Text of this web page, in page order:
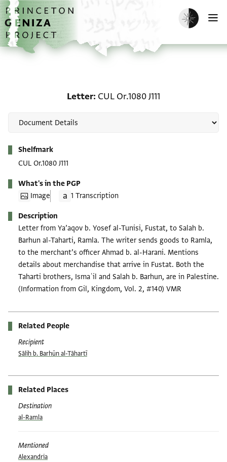
Skip to main content
home
Enable dark
Letter CUL Or.1080 J111
Shelfmark
CUL Or.1080 J111
What's in the PGP
Image
1 Transcription
Description
Letter from Ya’aqov b. Yosef al-Tunisi, Fustat, to Salah b.
Barhun al-Taharti, Ramla. The writer sends goods to Ramla,
to the merchant’s officer Ahmad b. al-Harani. Mentions
details about merchandise that arrive in Fustat. Both the
Taharti brothers, Ismaʿil and Salah b. Barhun, are in Palestine.
(Information from Gil, Kingdom, Vol. 2, #140) VMR
Related People
Recipient
Ṣāliḥ b. Barhūn al-Tāhartī
Related Places
Destination
al-Ramla
Mentioned
Alexandria